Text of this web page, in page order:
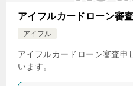
アイフルカードローン審
アイフル
アイフルカードローン審査申
います。